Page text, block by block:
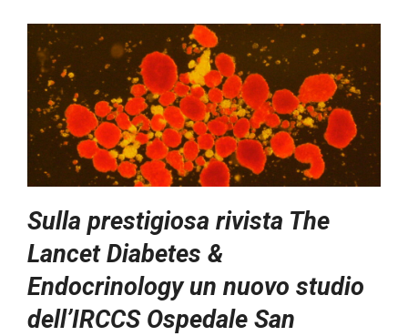
Sulla prestigiosa rivista The
Lancet Diabetes &
Endocrinology un nuovo studio
dell’IRCCS Ospedale San